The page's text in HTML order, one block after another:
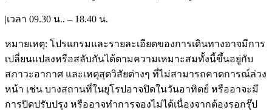
|เวลา 09.30 น.. – 18.40 น.
หมายเหตุ: โปรแกรมและรายละเอียดของการเดินทางอาจมีการ
เปลี่ยนแปลงหรือสลับกันได้ตามความเหมาะสมทั้งนี้ขึ้นอยู่กับ
สภาวะอากาศ และเหตุสุดวิสัยต่างๆ ที่ไม่สามารถคาดการณ์ล่วง
หน้า เช่น บางสถานที่ในยุโรปอาจปิดในวันอาทิตย์ หรืออาจะมี
การปิดปรับปรุง หรืออาจทำการจองไม่ได้เนื่องจากต้องรอกรุ๊ป